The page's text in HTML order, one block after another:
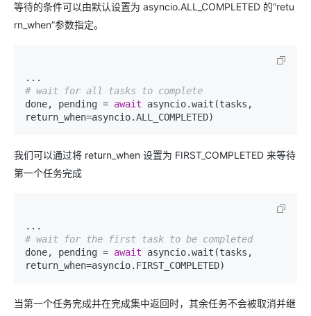
等待的条件可以由默认设置为 asyncio.ALL_COMPLETED 的“retu
rn_when”参数指定。
# wait for all tasks to complete
done, pending = await asyncio.wait(tasks,
return_when=asyncio.ALL_COMPLETED)
我们可以通过将 return_when 设置为 FIRST_COMPLETED 来等待
第一个任务完成
# wait for the first task to be completed
done, pending = await asyncio.wait(tasks,
return_when=asyncio.FIRST_COMPLETED)
当第一个任务完成并在完成集中返回时，其余任务不会被取消并继